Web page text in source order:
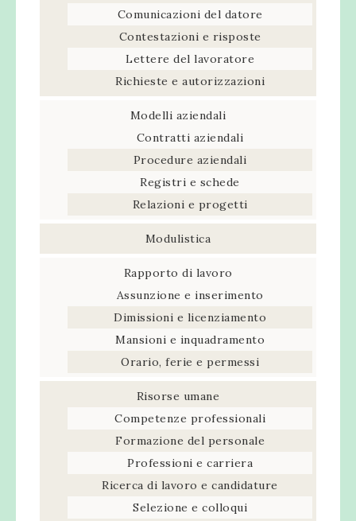
Comunicazioni del datore
Contestazioni e risposte
Lettere del lavoratore
Richieste e autorizzazioni
Modelli aziendali
Contratti aziendali
Procedure aziendali
Registri e schede
Relazioni e progetti
Modulistica
Rapporto di lavoro
Assunzione e inserimento
Dimissioni e licenziamento
Mansioni e inquadramento
Orario, ferie e permessi
Risorse umane
Competenze professionali
Formazione del personale
Professioni e carriera
Ricerca di lavoro e candidature
Selezione e colloqui